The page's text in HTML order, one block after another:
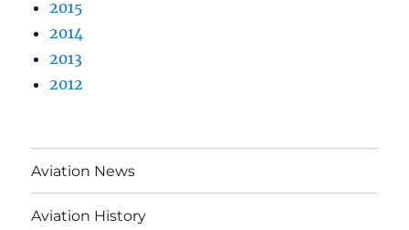
2015
2014
2013
2012
Aviation News
Aviation History